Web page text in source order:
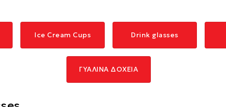
Ice Cream Cups Drink glasses
ΓΥΑΛΙΝΑ ΔΟΧΕΙΑ